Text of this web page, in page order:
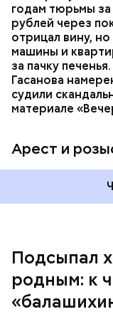
годам тюрьмы
рублей через
отрицал вину, но
машины и
за пачку
Гасанова
судили
материале
Арест и
Подсыпал
родным: к
Play
Началось
Также
мотивом
которая в
спустя
уже травил